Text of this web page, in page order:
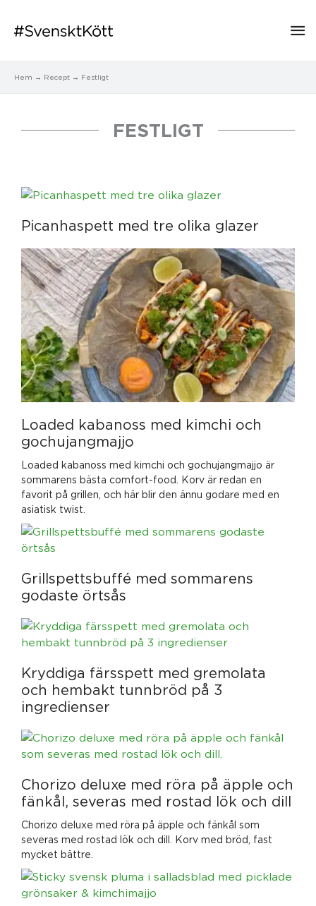
Hem Recept Festligt
FESTLIGT
Picanhaspett med tre olika glazer
Loaded kabanoss med kimchi och
gochujangmajjo
Loaded kabanoss med kimchi och gochujangmajjo är
sommarens bästa comfort-food. Korv är redan en
favorit på grillen, och här blir den ännu godare med en
asiatisk twist.
Grillspettsbuffé med sommarens
godaste örtsås
Kryddiga färsspett med gremolata
och hembakt tunnbröd på 3
ingredienser
Chorizo deluxe med röra på äpple och
fänkål, severas med rostad lök och dill
Chorizo deluxe med röra på äpple och fänkål som
severas med rostad lök och dill. Korv med bröd, fast
mycket bättre.
Sida
SidaSida
SidaSida